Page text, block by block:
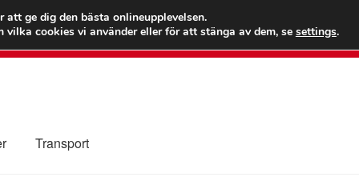
kr
Ring
Transport
att ge dig den bästa onlineupplevelsen.
vilka cookies vi använder eller för att stänga av dem, se settings.